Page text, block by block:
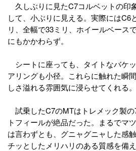
久しぶりに見たC7コルベットの印
して、小ぶりに見える。実際にはC6
リ、全幅で33ミリ、ホイールベース
にもかかわらず。
シートに座っても、タイトなバケ
アリングも小径。これらに触れた瞬
しさ溢れる雰囲気に浸らせてくれる。
試乗したC7のMTはトレメック製
トフィールが絶品だった。まるでマ
は言わずとも、グニャグニャした感
チッとしたメリハリのある質感を備